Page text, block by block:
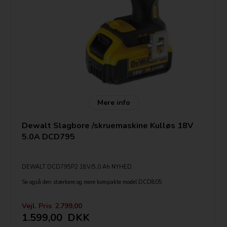
Mere info
Dewalt Slagbore /skruemaskine Kulløs 18V
5.0A DCD795
DEWALT DCD795P2 18V/5,0 Ah NYHED.
Se også den stærkere og mere kompakte model DCD805
Leveres med:
DCD795 Slagbore/ bore / skrue maskine
1-2 Batterier Dewalt DCB184 5,0Ah LI-ION(Antal vælges vælges
Vejl. Pris 2.799,00
1.599,00 DKK